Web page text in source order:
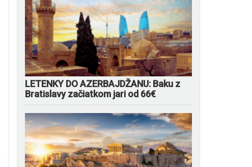
LETENKY DO AZERBAJDŽANU: Baku z
Bratislavy začiatkom jari od 66€